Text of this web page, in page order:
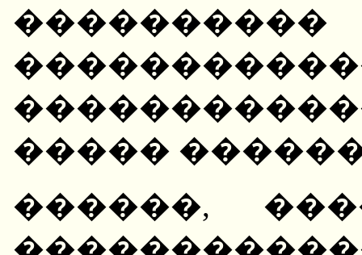
�����
������,